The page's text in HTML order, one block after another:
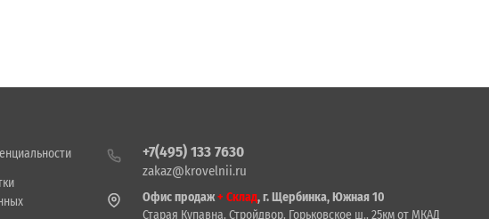
+7(495) 133 7630
zakaz@krovelnii.ru
Офис продаж+ Склад, г. Щербинка, Южная 10
Старая Купавна, Стройдвор, Горьковское ш., 25км от МКАД